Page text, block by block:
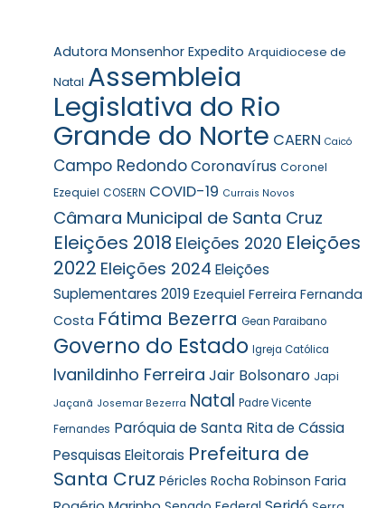
Adutora Monsenhor Expedito Arquidiocese de
Natal Assembleia
Legislativa do Rio
Grande do Norte CAERN Caicó
Campo Redondo Coronavírus Coronel
Ezequiel COSERN COVID-19 Currais Novos
Câmara Municipal de Santa Cruz
Eleições 2018 Eleições 2020 Eleições
2022 Eleições 2024 Eleições
Suplementares 2019 Ezequiel Ferreira Fernanda
Costa Fátima Bezerra Gean Paraibano
Governo do Estado Igreja Católica
Ivanildinho Ferreira Jair Bolsonaro Japi
Jaçanã Josemar Bezerra Natal Padre Vicente
Fernandes Paróquia de Santa Rita de Cássia
Pesquisas Eleitorais Prefeitura de
Santa Cruz Péricles Rocha Robinson Faria